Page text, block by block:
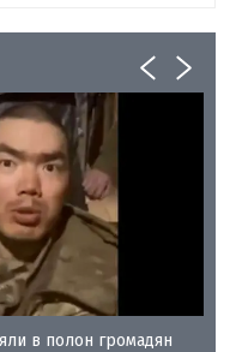
в полон громадян